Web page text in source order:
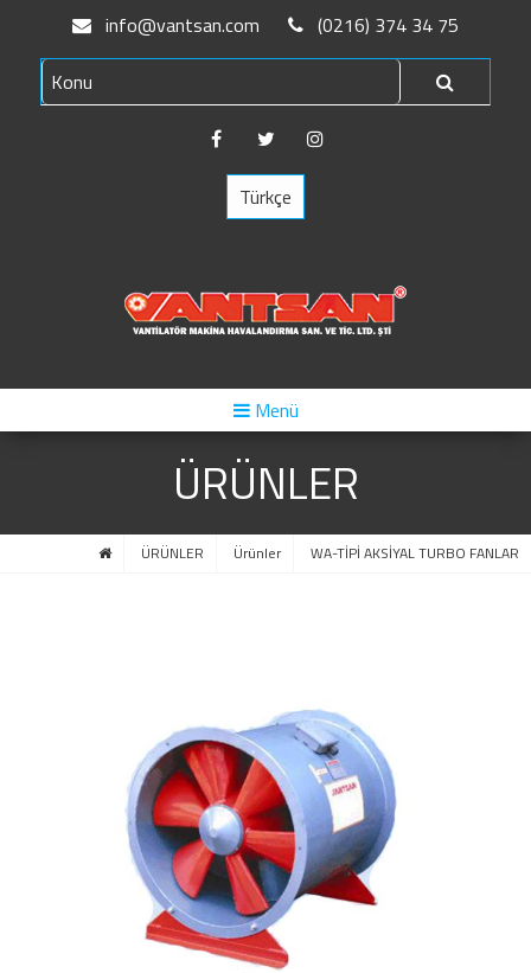
info@vantsan.com (0216) 374 34 75
Türkçe
Menü
ÜRÜNLER
ÜRÜNLER Ürünler WA-TİPİ AKSİYAL TURBO FANLAR